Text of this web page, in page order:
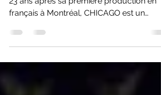
Présentée à Montréal, Québec et Gatineau
français à Montréal, CHICAGO est un
triomphe.